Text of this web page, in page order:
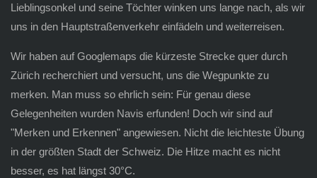
Lieblingsonkel und seine Töchter winken uns lange nach, als wir
uns in den Hauptstraßenverkehr einfädeln und weiterreisen.
Wir haben auf Googlemaps die kürzeste Strecke quer durch
Zürich recherchiert und versucht, uns die Wegpunkte zu
merken. Man muss so ehrlich sein: Für genau diese
Gelegenheiten wurden Navis erfunden! Doch wir sind auf
"Merken und Erkennen" angewiesen. Nicht die leichteste Übung
in der größten Stadt der Schweiz. Die Hitze macht es nicht
besser, es hat längst 30°C.